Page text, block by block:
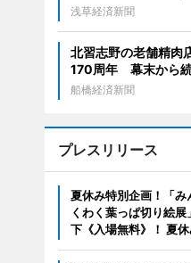
浅草経済新聞
北習志野の老舗精肉
170周年 幕末から
船橋経済新聞
プレスリリース
夏休み特別企画！「み
くわく葉っぱ切り絵
下《入場無料》！ 夏